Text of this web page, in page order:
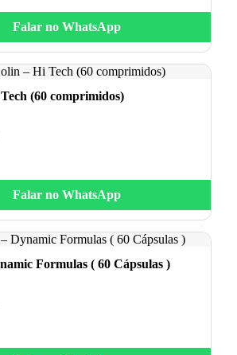
Falar no WhatsApp
(60 comprimidos)
Falar no WhatsApp
Formulas ( 60 Cápsulas )